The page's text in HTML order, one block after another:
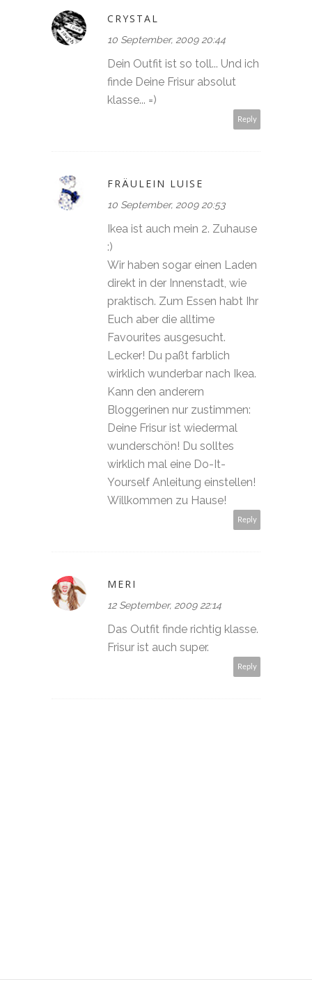
CRYSTAL
10 September, 2009 20:44
Dein Outfit ist so toll... Und ich
finde Deine Frisur absolut
klasse... =)
Reply
FRÄULEIN LUISE
10 September, 2009 20:53
Ikea ist auch mein 2. Zuhause
:)
Wir haben sogar einen Laden
direkt in der Innenstadt, wie
praktisch. Zum Essen habt Ihr
Euch aber die alltime
Favourites ausgesucht.
Lecker! Du paßt farblich
wirklich wunderbar nach Ikea.
Kann den anderern
Bloggerinen nur zustimmen:
Deine Frisur ist wiedermal
wunderschön! Du solltes
wirklich mal eine Do-It-
Yourself Anleitung einstellen!
Willkommen zu Hause!
Reply
MERI
12 September, 2009 22:14
Das Outfit finde richtig klasse.
Frisur ist auch super.
Reply